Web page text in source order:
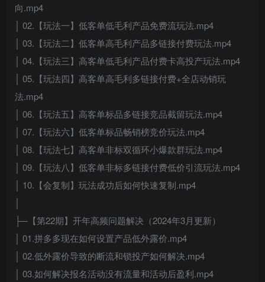
向.mp4
│ 02.【玩法一】低客单低毛利产品免费流玩法.mp4
│ 03.【玩法二】低客单高毛利产品多链接付费玩法.mp4
│ 04.【玩法三】高客单低毛利产品付费卡高投产玩法.mp4
│ 05.【玩法四】高客单高毛利多链接付费+全店动销玩
法.mp4
│ 06.【玩法五】高客单标品多链接竞品截留玩法.mp4
│ 07.【玩法六】低客单标品畅销榜竞价玩法.mp4
│ 08.【玩法七】高客单非标双循环小爆款群玩法.mp4
│ 09.【玩法八】低客单非标多链接付费低价引流玩法.mp4
│ 10.【会复制】玩法成功后如何快速复制.mp4
│
├─【第22期】开年高频问题解决（2024年3月更新）
│ 01.拼多多现在如何设置产品低外露价.mp4
│ 02.低外露价导致的断流和锁投产如何解决.mp4
│ 03.如何解决报名活动没有流量和活动后盈利.mp4